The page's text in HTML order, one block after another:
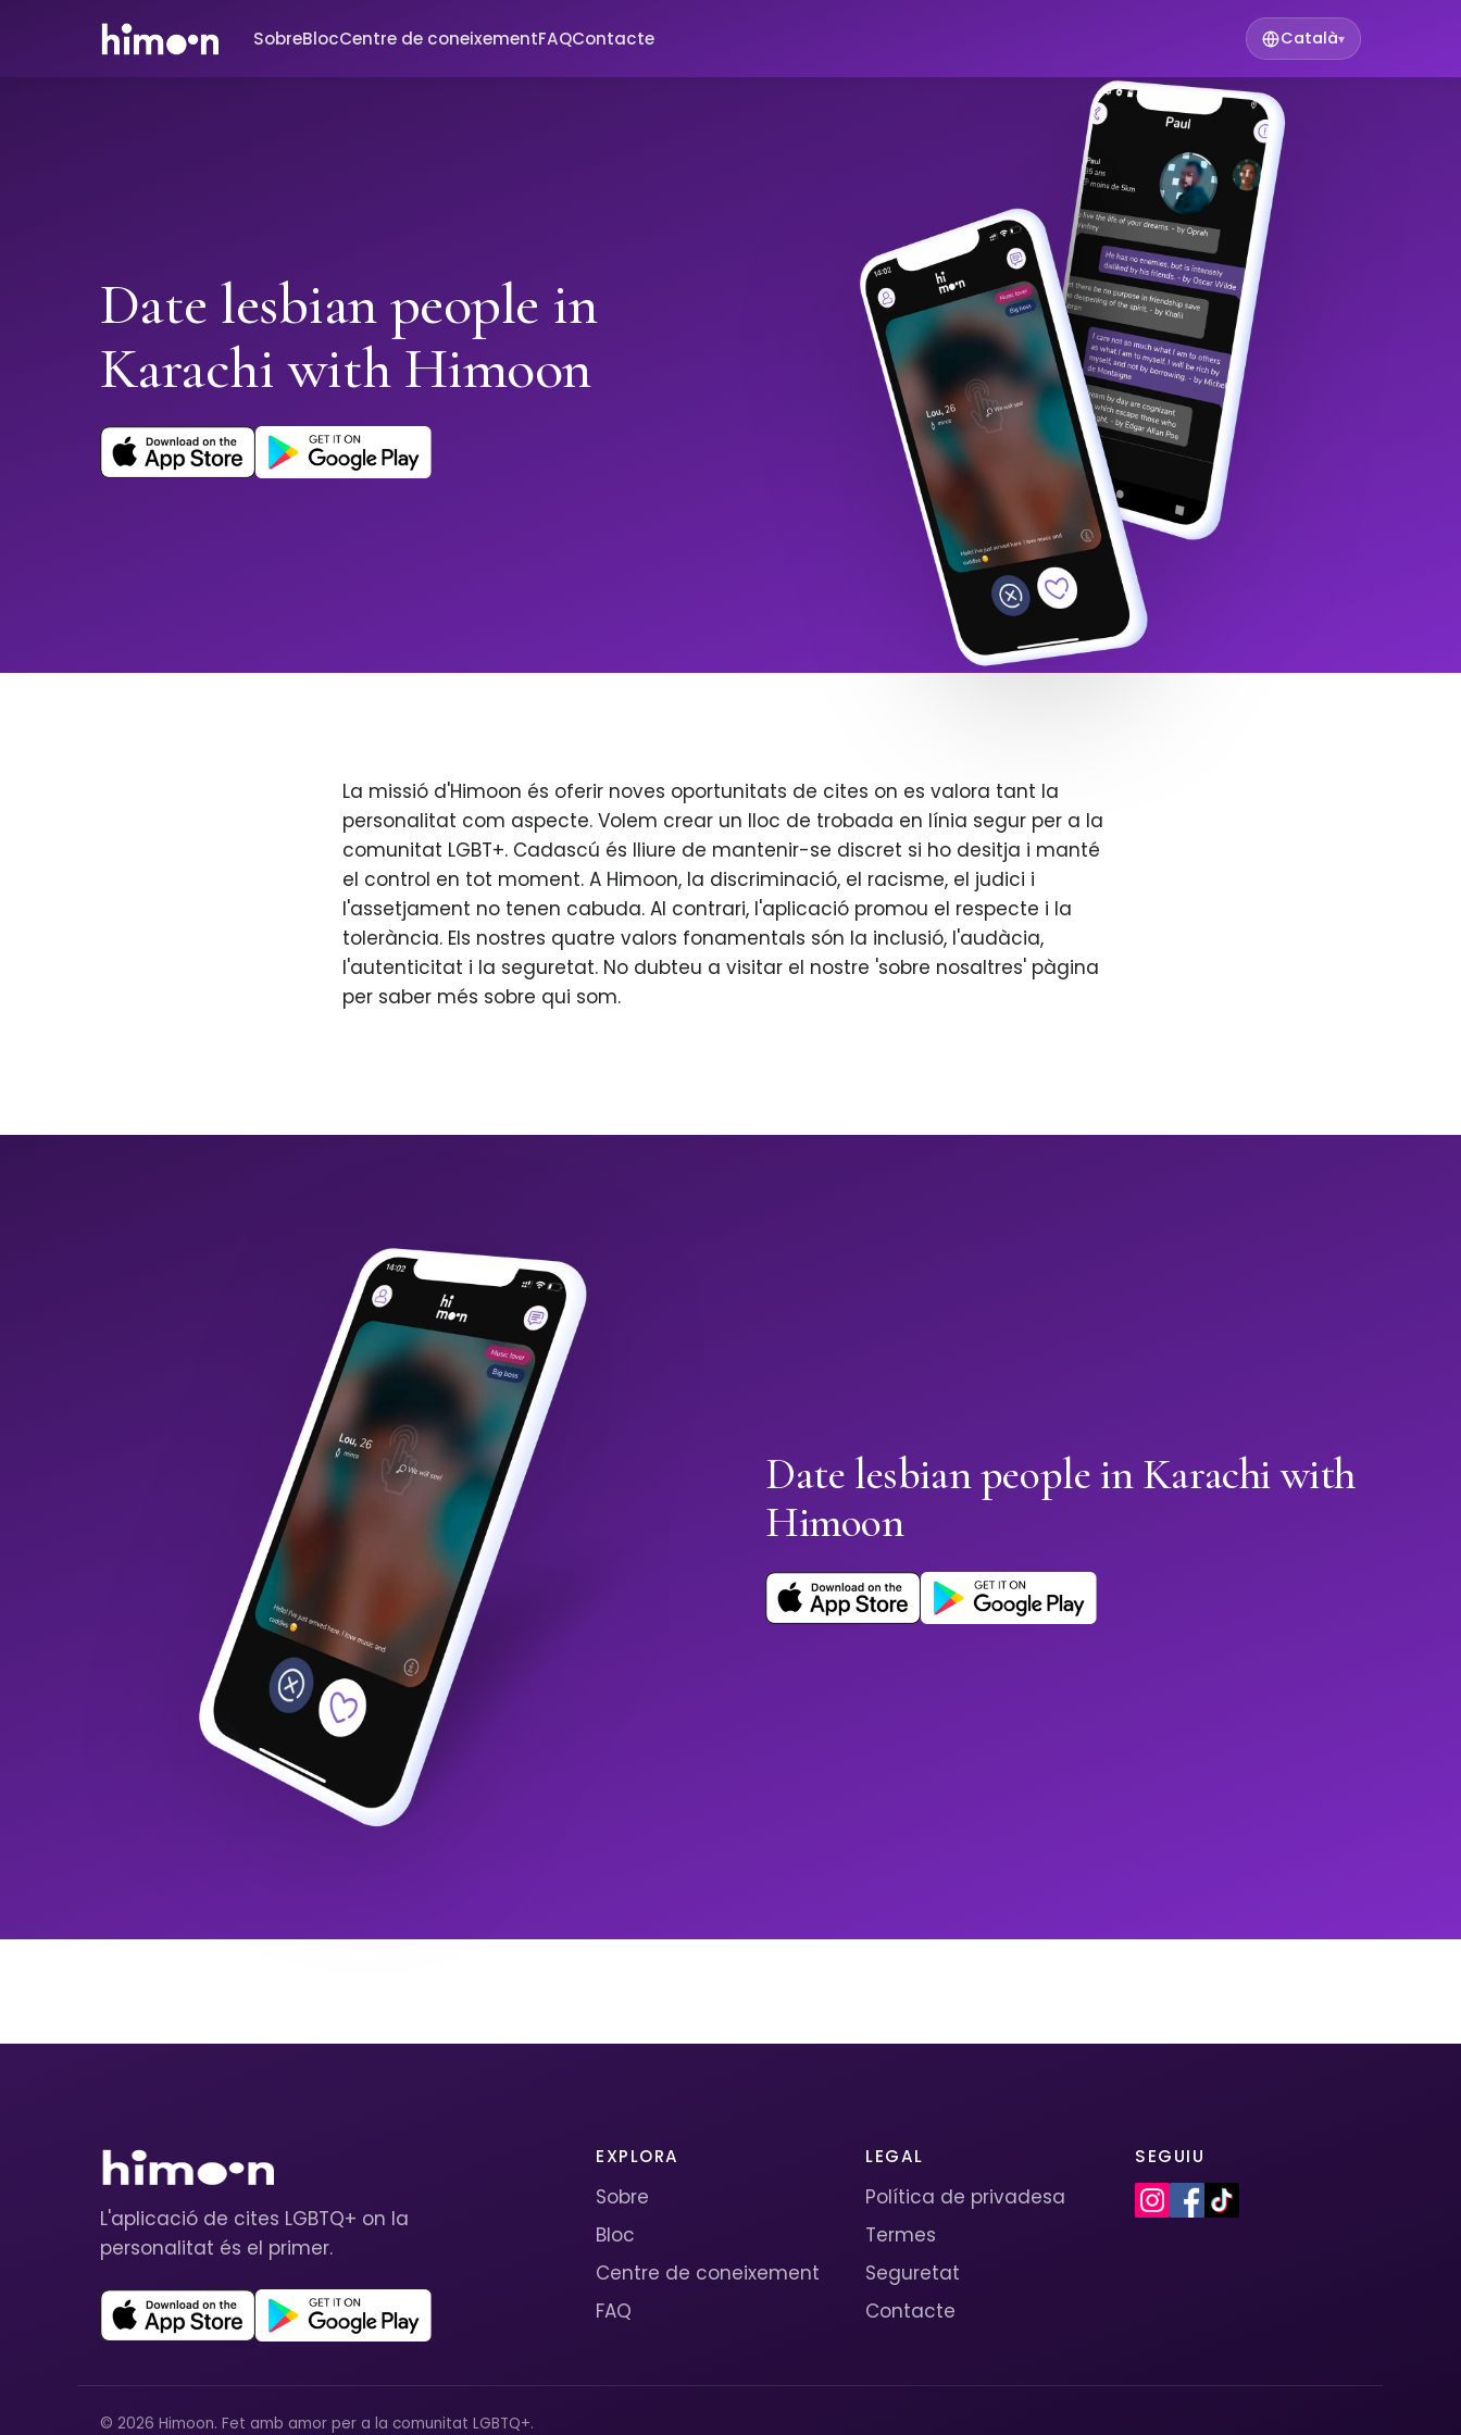
SobreBlocCentre de coneixementFAQContacte Català▾
Date lesbian people in
Karachi with Himoon
La missió d'Himoon és oferir noves oportunitats de cites on es valora tant la
personalitat com aspecte. Volem crear un lloc de trobada en línia segur per a la
comunitat LGBT+. Cadascú és lliure de mantenir-se discret si ho desitja i manté
el control en tot moment. A Himoon, la discriminació, el racisme, el judici i
l'assetjament no tenen cabuda. Al contrari, l'aplicació promou el respecte i la
tolerància. Els nostres quatre valors fonamentals són la inclusió, l'audàcia,
l'autenticitat i la seguretat. No dubteu a visitar el nostre 'sobre nosaltres' pàgina
per saber més sobre qui som.
Date lesbian people in Karachi with
Himoon
L'aplicació de cites LGBTQ+ on la
personalitat és el primer.
EXPLORA
Sobre
Bloc
Centre de coneixement
FAQ
LEGAL
Política de privadesa
Termes
Seguretat
Contacte
SEGUIU
© 2026 Himoon. Fet amb amor per a la comunitat LGBTQ+.